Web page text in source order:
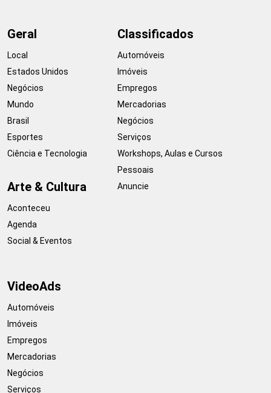
Geral
Local
Estados Unidos
Negócios
Mundo
Brasil
Esportes
Ciência e Tecnologia
Arte & Cultura
Aconteceu
Agenda
Social & Eventos
Classificados
Automóveis
Imóveis
Empregos
Mercadorias
Negócios
Serviços
Workshops, Aulas e Cursos
Pessoais
Anuncie
VideoAds
Automóveis
Imóveis
Empregos
Mercadorias
Negócios
Serviços